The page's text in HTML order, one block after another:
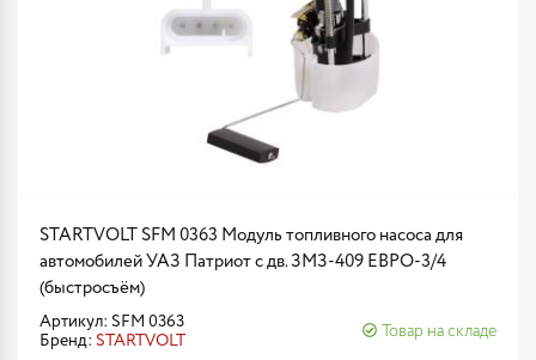
STARTVOLT SFM 0363 Модуль топливного насоса для
автомобилей УАЗ Патриот с дв. ЗМЗ-409 ЕВРО-3/4
(быстросъём)
Артикул: SFM 0363
Бренд: STARTVOLT
Товар на складе